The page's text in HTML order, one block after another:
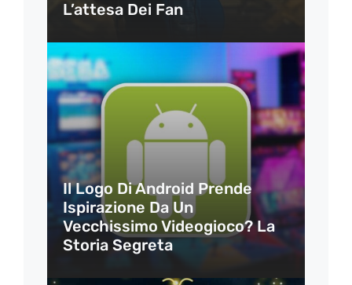
L’attesa Dei Fan
Il Logo Di Android Prende
Ispirazione Da Un
Vecchissimo Videogioco? La
Storia Segreta